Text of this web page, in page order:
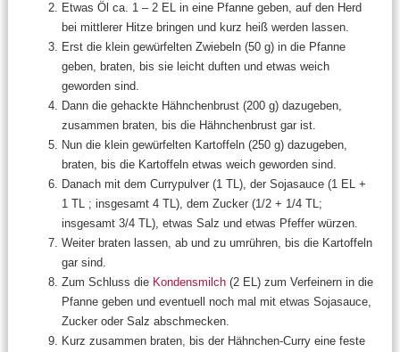
Etwas Öl ca. 1 – 2 EL in eine Pfanne geben, auf den Herd
bei mittlerer Hitze bringen und kurz heiß werden lassen.
Erst die klein gewürfelten Zwiebeln (50 g) in die Pfanne
geben, braten, bis sie leicht duften und etwas weich
geworden sind.
Dann die gehackte Hähnchenbrust (200 g) dazugeben,
zusammen braten, bis die Hähnchenbrust gar ist.
Nun die klein gewürfelten Kartoffeln (250 g) dazugeben,
braten, bis die Kartoffeln etwas weich geworden sind.
Danach mit dem Currypulver (1 TL), der Sojasauce (1 EL +
1 TL ; insgesamt 4 TL), dem Zucker (1/2 + 1/4 TL;
insgesamt 3/4 TL), etwas Salz und etwas Pfeffer würzen.
Weiter braten lassen, ab und zu umrühren, bis die Kartoffeln
gar sind.
Zum Schluss die Kondensmilch(2 EL) zum Verfeinern in die
Pfanne geben und eventuell noch mal mit etwas Sojasauce,
Zucker oder Salz abschmecken.
Kurz zusammen braten, bis der Hähnchen-Curry eine feste